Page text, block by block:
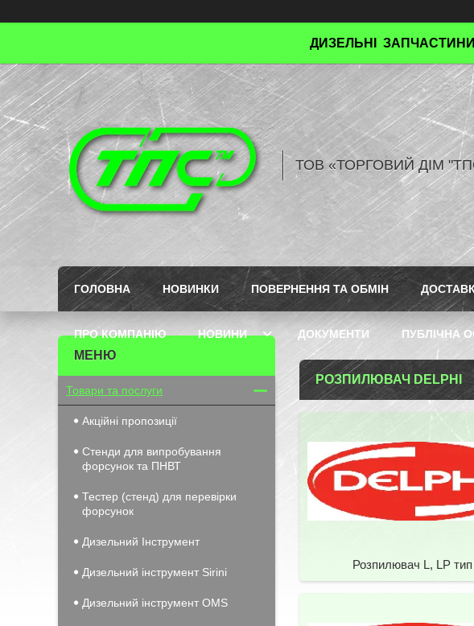
ДИЗЕЛЬНІ
ТОВ «ТОРГОВИЙ ДІМ
ГОЛОВНА НОВИНКИ ПОВЕРНЕННЯ ТА ОБМІН
ПРО КОМПАНІЮ НОВИНИ ДОКУМЕНТИ ПУБЛІЧНА
РОЗПИЛЮВАЧ DELPHI
Розпилювач L, LP
Товари та послуги
Акційні пропозиції
Стенди для випробування
форсунок та ПНВТ
Тестер (стенд) для перевірки
форсунок
Дизельний Інструмент
Дизельний інструмент Sirini
Дизельний інструмент OMS